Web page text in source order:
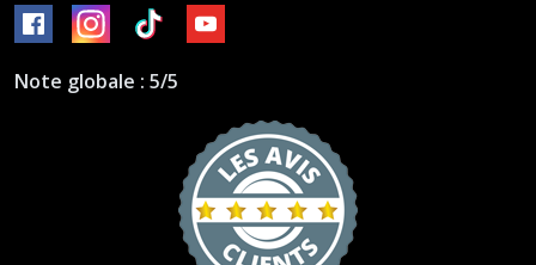
Note globale : 5/5